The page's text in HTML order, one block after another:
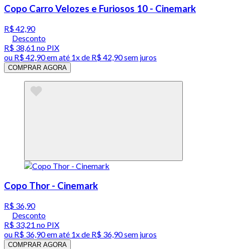
Copo Carro Velozes e Furiosos 10 - Cinemark
R$ 42,90
Desconto
R$ 38,61 no PIX
ou R$ 42,90em até 1x de R$ 42,90sem juros
COMPRAR AGORA
Copo Thor - Cinemark
R$ 36,90
Desconto
R$ 33,21 no PIX
ou R$ 36,90em até 1x de R$ 36,90sem juros
COMPRAR AGORA